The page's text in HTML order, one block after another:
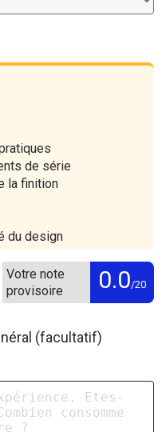
de série
la finition
du design
Votre note
provisoire
0.0/20
(facultatif)